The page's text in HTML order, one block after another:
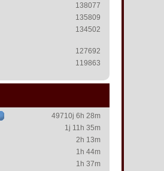
138077
135809
134502
127692
119863
49710j 6h 28m
1j 11h 35m
2h 13m
1h 44m
1h 37m